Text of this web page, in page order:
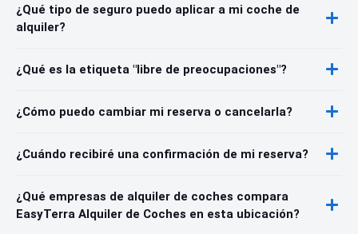
¿Qué tipo de seguro puedo aplicar a mi coche de
alquiler?
¿Qué es la etiqueta "libre de preocupaciones"?
¿Cómo puedo cambiar mi reserva o cancelarla?
¿Cuándo recibiré una confirmación de mi reserva?
¿Qué empresas de alquiler de coches compara
EasyTerra Alquiler de Coches en esta ubicación?